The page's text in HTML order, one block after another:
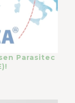
Parasitec